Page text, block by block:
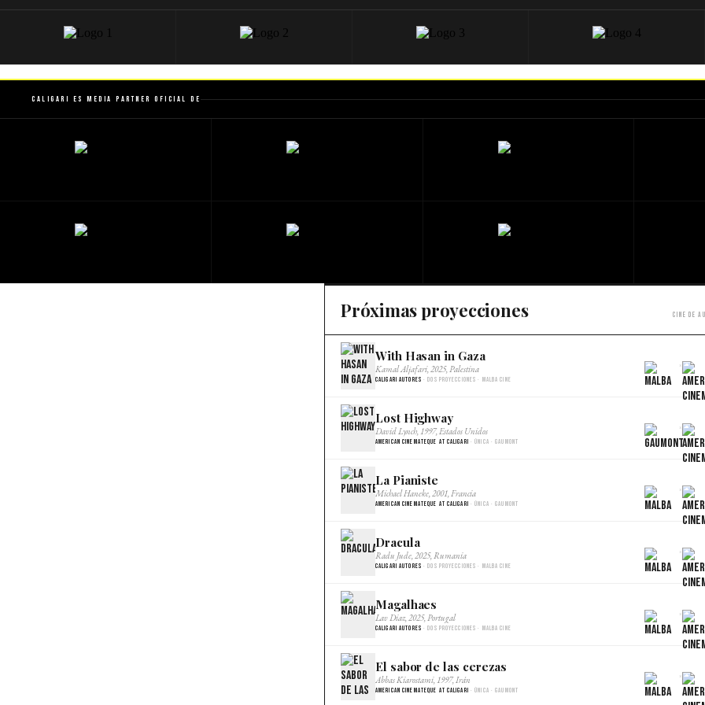
Caligari es Media Partner Oficial de
Próximas proyecciones Cine de
With Hasan in Gaza
Kamal Aljafari, 2025, Palestina
Caligari Autores · Dos proyecciones · Malba Cine
×
Lost Highway
David Lynch, 1997, Estados Unidos
American Cinemateque at Caligari · Única · Gaumont
×
La Pianiste
Michael Haneke, 2001, Francia
American Cinemateque at Caligari · Única · Gaumont
×
Dracula
Radu Jude, 2025, Rumania
Caligari Autores · Dos proyecciones · Malba Cine
×
Magalhaes
Lav Diaz, 2025, Portugal
Caligari Autores · Dos proyecciones · Malba Cine
×
El sabor de las cerezas
Abbas Kiarostami, 1997, Irán
American Cinemateque at Caligari · Única · Gaumont
×